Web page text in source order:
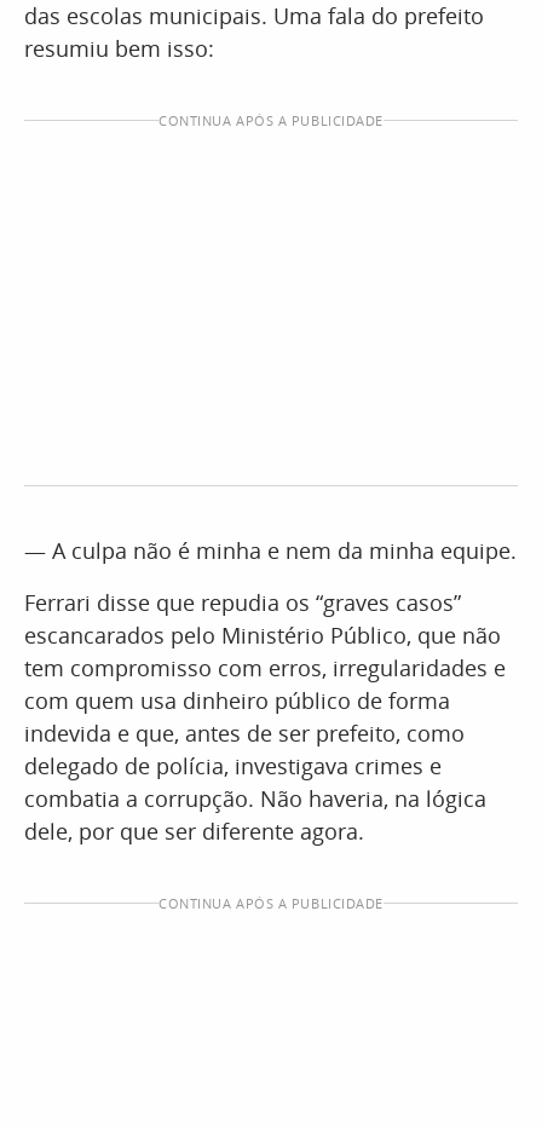
das escolas municipais. Uma fala do prefeito
resumiu bem isso:
CONTINUA APÓS A PUBLICIDADE
— A culpa não é minha e nem da minha equipe.
Ferrari disse que repudia os “graves casos”
escancarados pelo Ministério Público, que não
tem compromisso com erros, irregularidades e
com quem usa dinheiro público de forma
indevida e que, antes de ser prefeito, como
delegado de polícia, investigava crimes e
combatia a corrupção. Não haveria, na lógica
dele, por que ser diferente agora.
CONTINUA APÓS A PUBLICIDADE